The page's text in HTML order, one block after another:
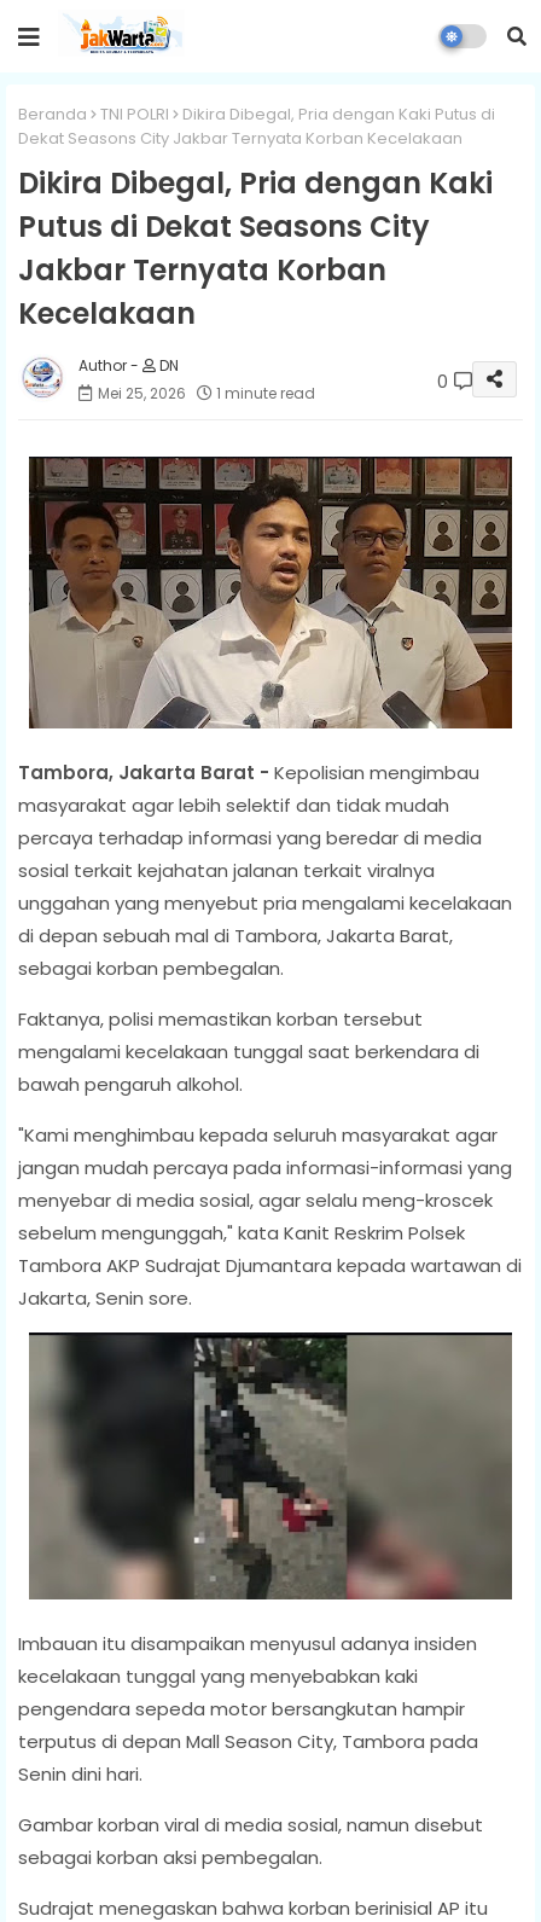
Beranda TNI POLRI
Dikira Dibegal, Pria dengan Kaki Putus di
Dekat Seasons City Jakbar Ternyata Korban Kecelakaan
Dikira Dibegal, Pria dengan Kaki
Putus di Dekat Seasons City
Jakbar Ternyata Korban
Kecelakaan
DN
Mei 25, 2026
1 minute read 0
Tambora, Jakarta Barat - Kepolisian mengimbau
masyarakat agar lebih selektif dan tidak mudah
percaya terhadap informasi yang beredar di media
sosial terkait kejahatan jalanan terkait viralnya
unggahan yang menyebut pria mengalami kecelakaan
di depan sebuah mal di Tambora, Jakarta Barat,
sebagai korban pembegalan.
Faktanya, polisi memastikan korban tersebut
mengalami kecelakaan tunggal saat berkendara di
bawah pengaruh alkohol.
"Kami menghimbau kepada seluruh masyarakat agar
jangan mudah percaya pada informasi-informasi yang
menyebar di media sosial, agar selalu meng-kroscek
sebelum mengunggah," kata Kanit Reskrim Polsek
Tambora AKP Sudrajat Djumantara kepada wartawan di
Jakarta, Senin sore.
Imbauan itu disampaikan menyusul adanya insiden
kecelakaan tunggal yang menyebabkan kaki
pengendara sepeda motor bersangkutan hampir
terputus di depan Mall Season City, Tambora pada
Senin dini hari.
Gambar korban viral di media sosial, namun disebut
sebagai korban aksi pembegalan.
Sudrajat menegaskan bahwa korban berinisial AP itu